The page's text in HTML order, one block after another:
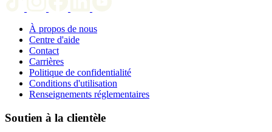
À propos de nous
Centre d'aide
Contact
Carrières
Politique de confidentialité
Conditions d'utilisation
Renseignements réglementaires
Soutien à la clientèle